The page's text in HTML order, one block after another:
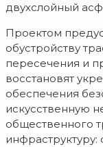
двухслойный
Проектом
обустройству
пересечения и
восстановят
обеспечения
искусственную
общественного